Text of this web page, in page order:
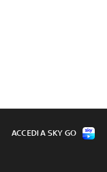
ACCEDI A SKY GO